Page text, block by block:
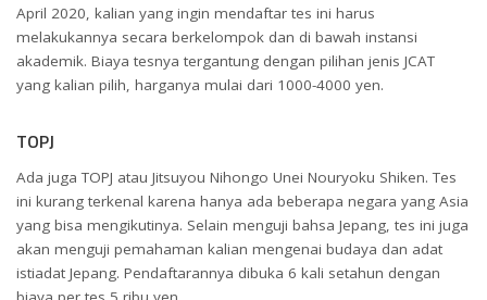
April 2020, kalian yang ingin mendaftar tes ini harus
melakukannya secara berkelompok dan di bawah instansi
akademik. Biaya tesnya tergantung dengan pilihan jenis JCAT
yang kalian pilih, harganya mulai dari 1000-4000 yen.
TOPJ
Ada juga TOPJ atau Jitsuyou Nihongo Unei Nouryoku Shiken. Tes
ini kurang terkenal karena hanya ada beberapa negara yang Asia
yang bisa mengikutinya. Selain menguji bahsa Jepang, tes ini juga
akan menguji pemahaman kalian mengenai budaya dan adat
istiadat Jepang. Pendaftarannya dibuka 6 kali setahun dengan